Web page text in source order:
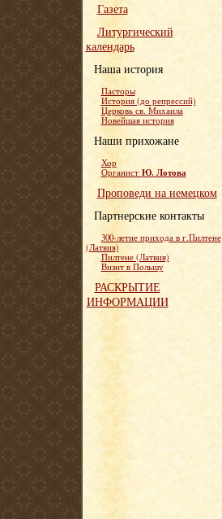
Газета
Литургический
календарь
Наша история
Пасторы
История (до репрессий)
Церковь св. Михаила
Новейшая история
Наши прихожане
Хор
Органист Ю. Лотова
Проповеди на немецком
Партнерские контакты
300-летие прихода в г.Пилтене
(Латвия)
Пилтене (Латвия)
Визит в Польшу
РАСКРЫТИЕ
ИНФОРМАЦИИ